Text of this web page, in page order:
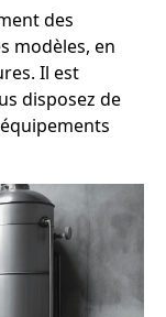
des
modèles, en
Il est
disposez de